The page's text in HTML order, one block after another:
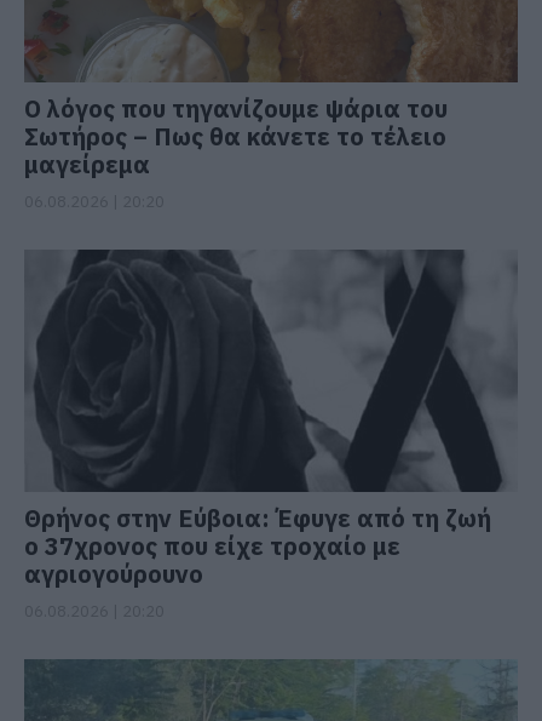
Ο λόγος που τηγανίζουμε ψάρια του
Σωτήρος – Πως θα κάνετε το τέλειο
μαγείρεμα
Θρήνος στην Εύβοια: Έφυγε από τη ζωή
ο 37χρονος που είχε τροχαίο με
αγριογούρουνο